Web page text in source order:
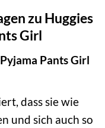
zu Huggies
Girl
Pants Girl
dass sie wie
und sich auch so